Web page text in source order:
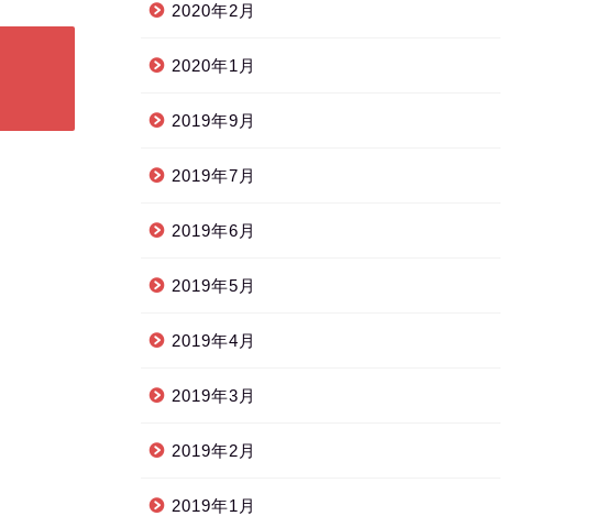
2020年2月
2020年1月
2019年9月
2019年7月
2019年6月
2019年5月
2019年4月
2019年3月
2019年2月
2019年1月